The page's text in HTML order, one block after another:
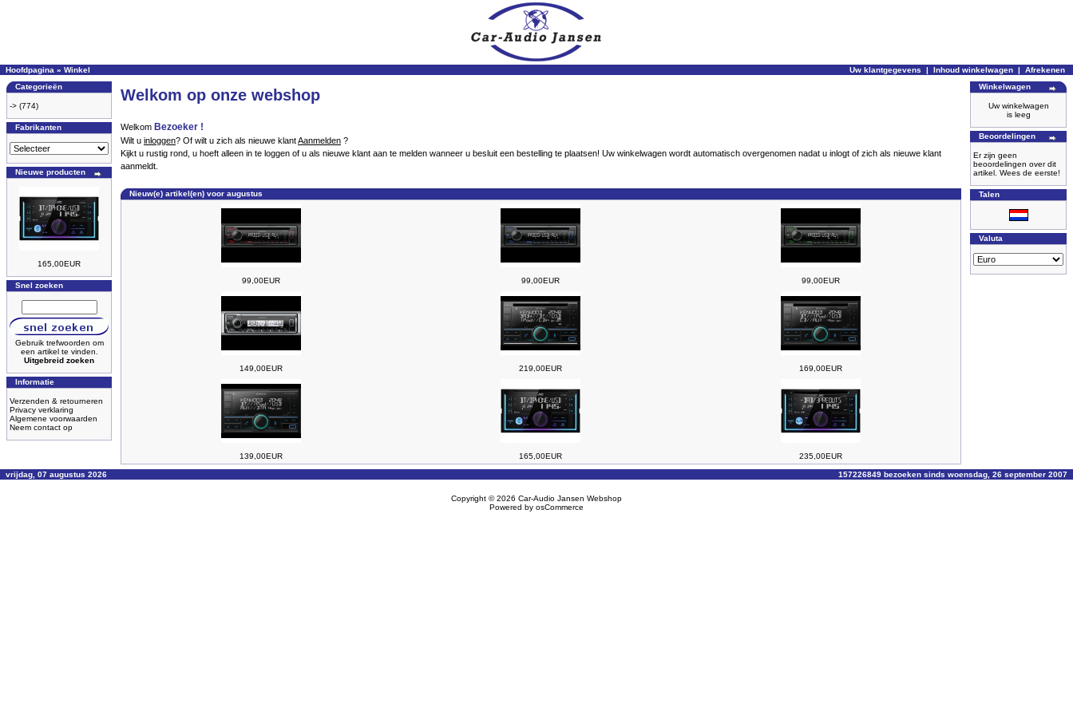
Hoofdpagina » Winkel Uw klantgegevens | Inhoud winkelwagen | Afrekenen
Categorieën
-> (774)
Fabrikanten
Nieuwe producten
165,00EUR
Snel zoeken
Gebruik trefwoorden om
een artikel te vinden.
Uitgebreid zoeken
Informatie
Verzenden & retourneren
Privacy verklaring
Algemene voorwaarden
Neem contact op
Welkom op onze webshop
Welkom Bezoeker !
Wilt u inloggen? Of wilt u zich als nieuwe klantAanmelden ?
Kijkt u rustig rond, u hoeft alleen in te loggen of u als nieuwe klant aan te melden wanneer u besluit een bestelling te plaatsen! Uw winkelwagen wordt automatisch overgenomen nadat u inlogt of zich als nieuwe klant
aanmeldt.
Nieuw(e) artikel(en) voor augustus
99,00EUR 99,00EUR 99,00EUR
149,00EUR 219,00EUR 169,00EUR
139,00EUR 165,00EUR 235,00EUR
Winkelwagen
Uw winkelwagen
is leeg
Beoordelingen
Er zijn geen
beoordelingen over dit
artikel. Wees de eerste!
Talen
Valuta
vrijdag, 07 augustus 2026 157226849 bezoeken sinds woensdag, 26 september 2007
Copyright © 2026 Car-Audio Jansen Webshop
Powered by osCommerce